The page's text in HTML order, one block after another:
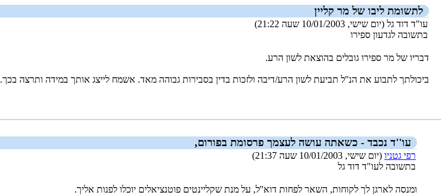
לתשומת ליבו של מר קליין
עו"ד דוד גל (יום שישי, 10/01/2003 שעה 21:22)
בתשובה לגדעון ספירו
דבריו של מר ספירו גובלים בהוצאת לשון הרע.
ביכולתך לתבוע את הנ''ל תביעת לשון הרע/דיבה ולזכות בדין בסבירות גבוהה מאד. אשמח לייצג אותך במידה ותרצה בכך.
עו''ד נכבד - כשאתה עושה לעצמך פרסומת בפורום,
רפי גטניו (יום שישי, 10/01/2003 שעה 21:37)
בתשובה לעו"ד דוד גל
ומנסה לארגן לך לקוחות, השאר לפחות דוא''ל, על מנת שקליינטים פוטנציאלים יוכלו לפנות אליך.